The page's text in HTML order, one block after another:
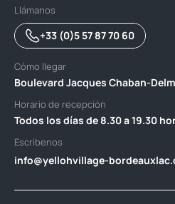
Llámanos
+33 (0)5 57 87 70 60
Cómo llegar
Boulevard Jacques Chaban-
Horario de recepción
Todos los días de 8.30 a 19.30
Escribenos
info@yellohvillage-